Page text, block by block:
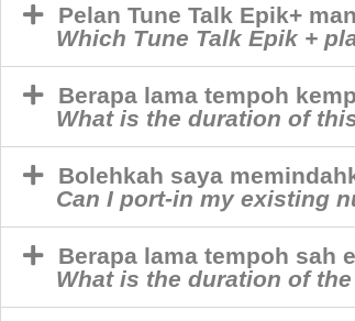
Pelan Tune Talk Epik+
Which Tune Talk Epik +
Berapa lama tempoh
What is the duration of
Bolehkah saya
Can I port-in my existing
Berapa lama tempoh sah
What is the duration of